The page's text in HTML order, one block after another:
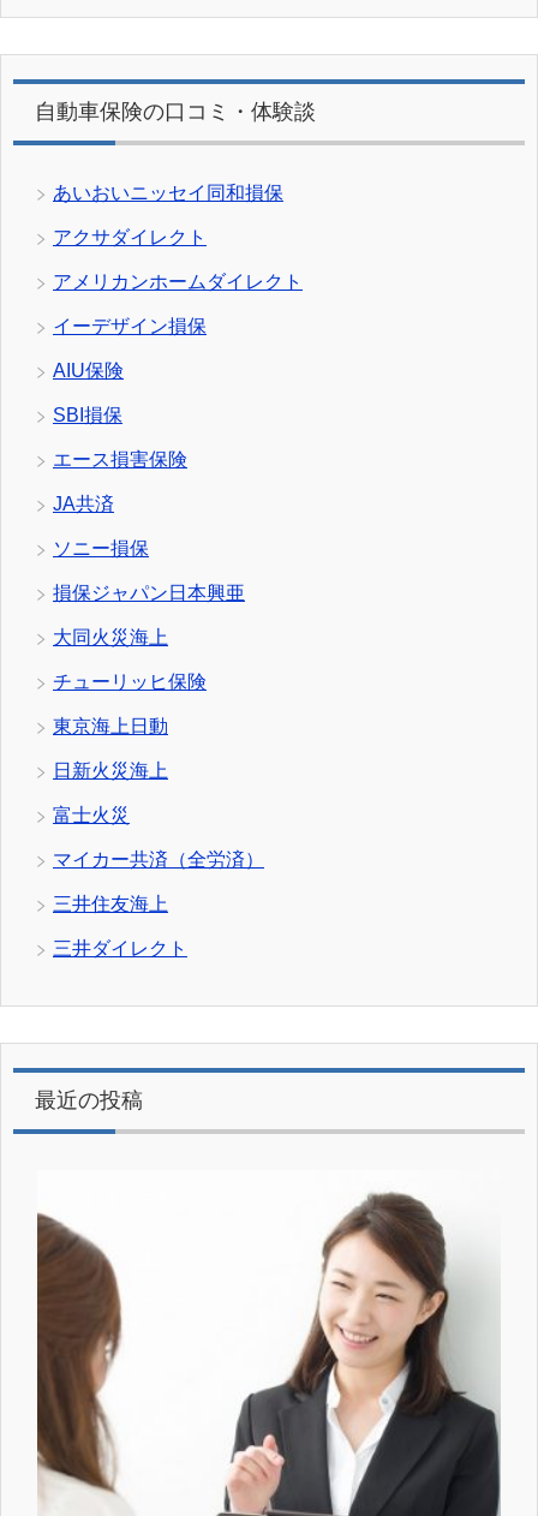
自動車保険の口コミ・体験談
あいおいニッセイ同和損保
アクサダイレクト
アメリカンホームダイレクト
イーデザイン損保
AIU保険
SBI損保
エース損害保険
JA共済
ソニー損保
損保ジャパン日本興亜
大同火災海上
チューリッヒ保険
東京海上日動
日新火災海上
富士火災
マイカー共済（全労済）
三井住友海上
三井ダイレクト
最近の投稿